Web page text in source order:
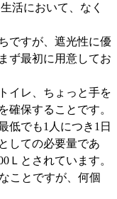
活において、なく
ですが、遮光性に優
ず最初に用意してお
イレ、ちょっと手を
確保することです。
低でも1人につき1日
しての必要量であ
Ｌとされています。
ことですが、何個